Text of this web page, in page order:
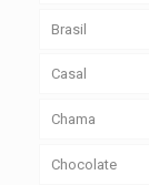
Brasil
Casal
Chama
Chocolate